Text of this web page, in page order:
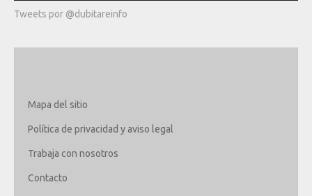
Tweets por @dubitareinfo
Mapa del sitio
Política de privacidad y aviso legal
Trabaja con nosotros
Contacto